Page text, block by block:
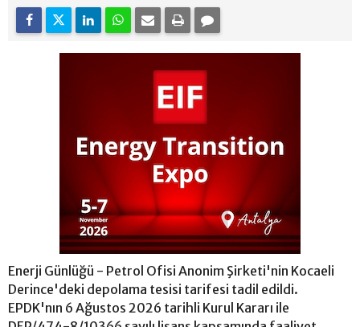
Enerji Günlüğü - Petrol Ofisi Anonim Şirketi'nin Kocaeli
Derince'deki depolama tesisi tarifesi tadil edildi.
EPDK'nın 6 Ağustos 2026 tarihli Kurul Kararı ile